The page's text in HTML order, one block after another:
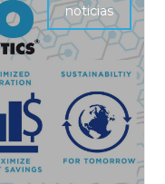
noticias